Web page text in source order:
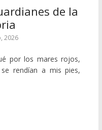
de la
2026
por los mares rojos,
rendían a mis pies,